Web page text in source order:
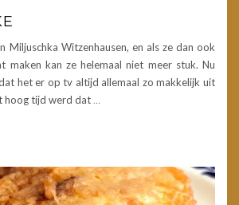
Miljuschka Witzenhausen, en als ze dan ook
maken kan ze helemaal niet meer stuk. Nu
het er op tv altijd allemaal zo makkelijk uit
hoog tijd werd dat …